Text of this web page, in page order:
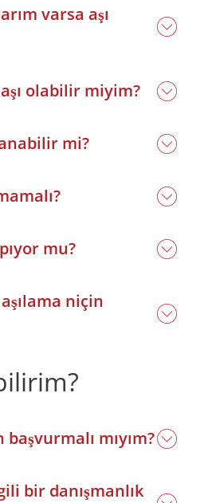
varsa aşı
olabilir miyim?
mi?
mu?
aşılama niçin
başvurmalı mıyım?
bir danışmanlık